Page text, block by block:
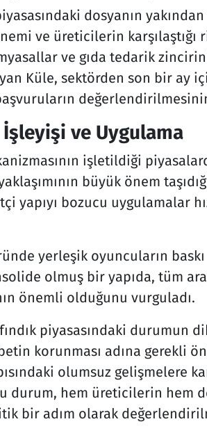
dosyanın
ve üreticilerin
ve gıda tedarik
Küle, sektörden son bir ay
ve Uygulama
işletildiği
büyük önem
yapıyı bozucu uygulamalar
yerleşik oyuncuların baskı
olmuş bir yapıda, tüm
önemli olduğunu vurguladı.
piyasasındaki durumun
korunması adına gerekli
olumsuz gelişmelere
durum, hem üreticilerin hem
bir adım olarak